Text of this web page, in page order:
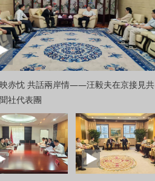
赤忱 共話兩岸情——汪毅夫在京接見共
社代表團